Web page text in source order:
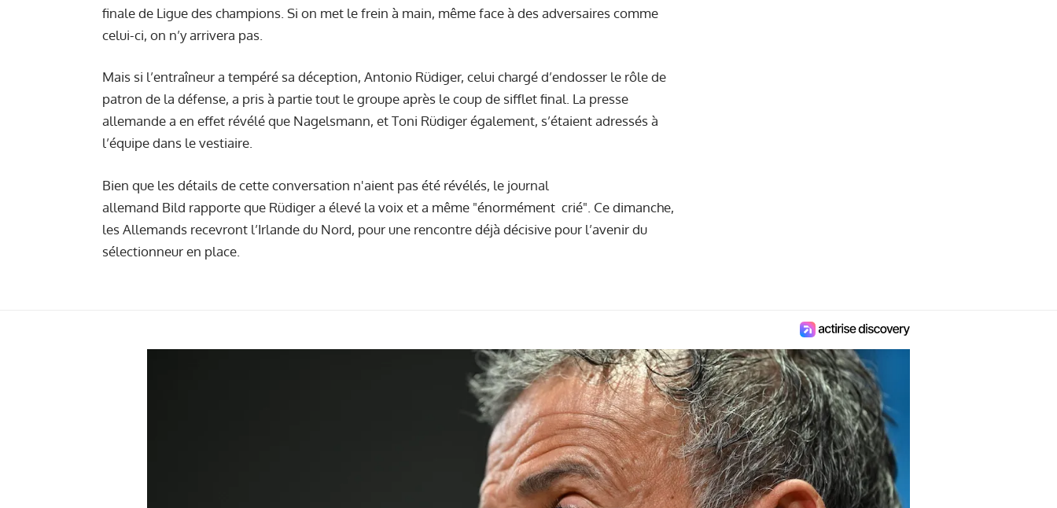
finale de Ligue des champions. Si on met le frein à main, même face à des adversaires comme
celui-ci, on n’y arrivera pas.
Mais si l’entraîneur a tempéré sa déception, Antonio Rüdiger, celui chargé d’endosser le rôle de
patron de la défense, a pris à partie tout le groupe après le coup de sifflet final. La presse
allemande a en effet révélé que Nagelsmann, et Toni Rüdiger également, s’étaient adressés à
l’équipe dans le vestiaire.
Bien que les détails de cette conversation n'aient pas été révélés, le journal
allemand Bild rapporte que Rüdiger a élevé la voix et a même "énormément crié". Ce dimanche,
les Allemands recevront l’Irlande du Nord, pour une rencontre déjà décisive pour l’avenir du
sélectionneur en place.